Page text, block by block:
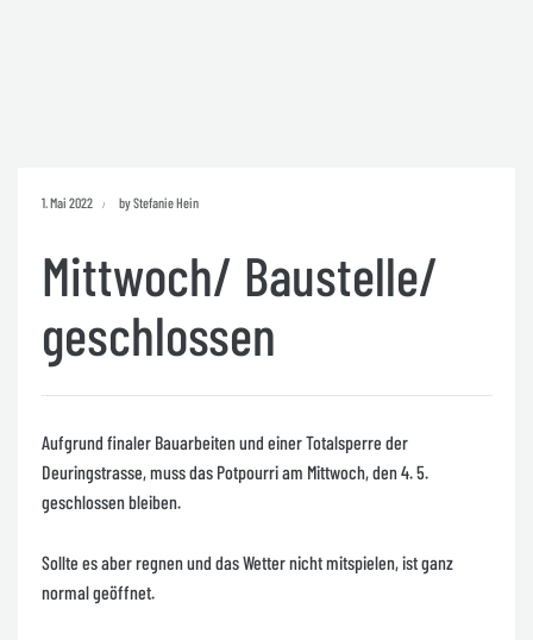
1. Mai 2022 by Stefanie Hein
Mittwoch/ Baustelle/
geschlossen
Aufgrund finaler Bauarbeiten und einer Totalsperre der
Deuringstrasse, muss das Potpourri am Mittwoch, den 4. 5.
geschlossen bleiben.
Sollte es aber regnen und das Wetter nicht mitspielen, ist ganz
normal geöffnet.